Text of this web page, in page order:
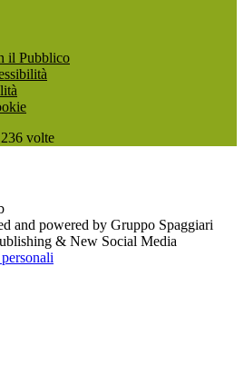
il Pubblico
volte
and powered by Gruppo Spaggiari
& New Social Media